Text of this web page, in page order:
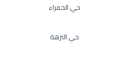
حي الحمراء
حي النزهة